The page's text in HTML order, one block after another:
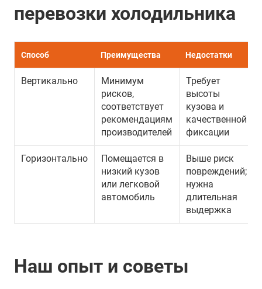
перевозки холодильника
Способ Преимущества Недостатки
Вертикально
Минимум
рисков,
соответствует
рекомендациям
производителей
Требует
высоты
кузова и
качественной
фиксации
Горизонтально
Помещается в
низкий кузов
или легковой
автомобиль
Выше риск
повреждений;
нужна
длительная
выдержка
Наш опыт и советы